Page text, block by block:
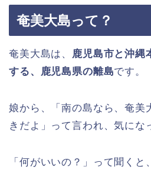
奄美大島って？
奄美大島は、
鹿児島市と沖縄
する、鹿児島県の離島です。
娘から、「南の島なら、奄美
きだよ」って言われ、気にな
「何がいいの？」って聞くと